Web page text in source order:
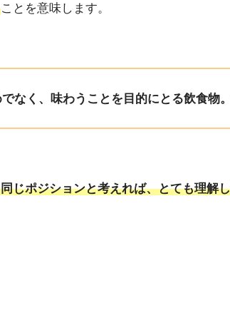
ことを意味します。
でなく、味わうことを目的にとる飲食物
じポジションと考えれば、とても理解